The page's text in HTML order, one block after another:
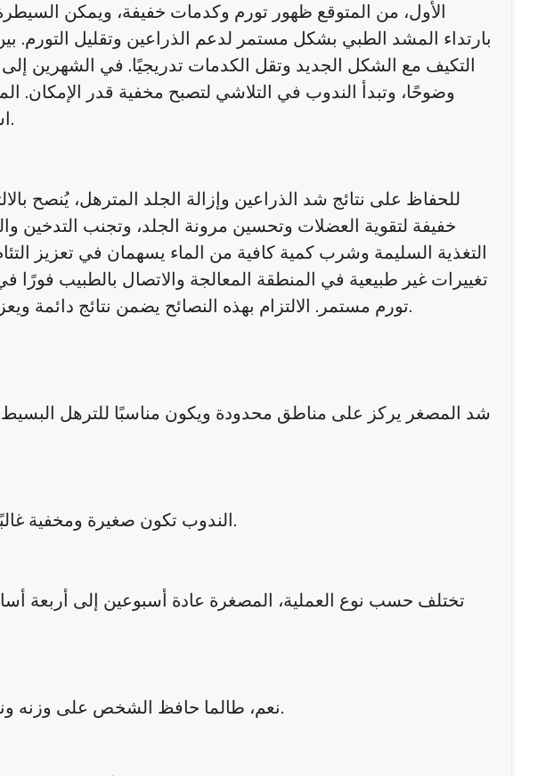
الأول، من المتوقع ظهور تورم وكدمات خفيفة، ويمكن
بارتداء المشد الطبي بشكل مستمر لدعم الذراعين وتقليل التورم.
التكيف مع الشكل الجديد وتقل الكدمات تدريجيًا. في الشهرين إلى
وضوحًا، وتبدأ الندوب في التلاشي لتصبح مخفية قدر
استمرار النتائج ويضمن مظهرًا طبيعيًا للذراعين.
للحفاظ على نتائج شد الذراعين وإزالة الجلد المترهل، يُنصح
خفيفة لتقوية العضلات وتحسين مرونة الجلد، وتجنب التدخين
التغذية السليمة وشرب كمية كافية من الماء يسهمان في تعزيز
تغييرات غير طبيعية في المنطقة المعالجة والاتصال بالطبيب فورًا
تورم مستمر. الالتزام بهذه النصائح يضمن نتائج دائمة ويعزز من مظهر الذراعين بشكل متناسق وطبيعي.
شد المصغر يركز على مناطق محدودة ويكون مناسبًا للترهل البسيط،
الندوب تكون صغيرة ومخفية غالبًا، وتتحسن مع مرور الوقت لتصبح أقل وضوحًا.
تختلف حسب نوع العملية، المصغرة عادة أسبوعين إلى أربعة
نعم، طالما حافظ الشخص على وزنه ونمط حياة صحي، مع تجنب أي زيادة وزن كبيرة.